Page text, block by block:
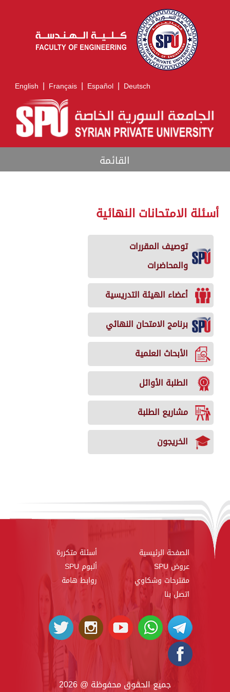
English | Français | Español | Deutsch
القائمة
أسئلة الامتحانات النهائية
توصيف المقررات
والمحاضرات
أعضاء الهيئة التدريسية
برنامج الامتحان النهائي
الأبحاث العلمية
الطلبة الأوائل
مشاريع الطلبة
الخريجون
الصفحة الرئيسية
أسئلة متكررة
عروض SPU
ألبوم SPU
مقترحات وشكاوي
روابط هامة
اتصل بنا
جميع الحقوق محفوظة @ 2026